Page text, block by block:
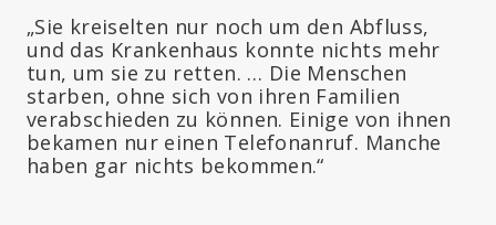
„Sie kreiselten nur noch um den Abfluss,
und das Krankenhaus konnte nichts mehr
tun, um sie zu retten. … Die Menschen
starben, ohne sich von ihren Familien
verabschieden zu können. Einige von ihnen
bekamen nur einen Telefonanruf. Manche
haben gar nichts bekommen.“